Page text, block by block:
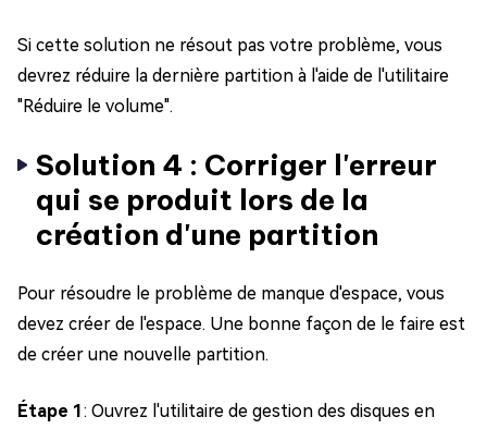
Si cette solution ne résout pas votre problème, vous
devrez réduire la dernière partition à l'aide de l'utilitaire
"Réduire le volume".
Solution 4 : Corriger l'erreur
qui se produit lors de la
création d'une partition
Pour résoudre le problème de manque d'espace, vous
devez créer de l'espace. Une bonne façon de le faire est
de créer une nouvelle partition.
Étape 1: Ouvrez l'utilitaire de gestion des disques en